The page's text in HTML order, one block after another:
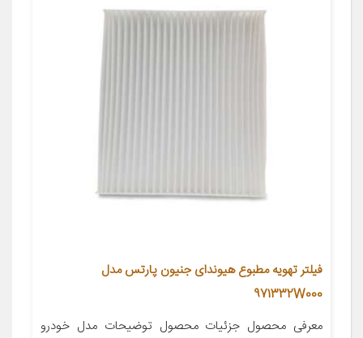
فیلتر تهویه مطبوع هیوندای جنیون پارتس مدل
971332W000
معرفی محصول جزئیات محصول توضیحات مدل خودرو